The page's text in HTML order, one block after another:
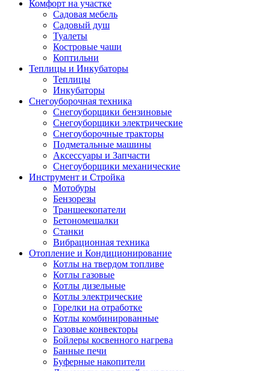
Комфорт на участке
Садовая мебель
Садовый душ
Туалеты
Костровые чаши
Коптильни
Теплицы и Инкубаторы
Теплицы
Инкубаторы
Снегоуборочная техника
Снегоуборщики бензиновые
Снегоуборщики электрические
Снегоуборочные тракторы
Подметальные машины
Аксессуары и Запчасти
Снегоуборщики механические
Инструмент и Стройка
Мотобуры
Бензорезы
Траншеекопатели
Бетономешалки
Станки
Вибрационная техника
Отопление и Кондиционирование
Котлы на твердом топливе
Котлы газовые
Котлы дизельные
Котлы электрические
Горелки на отработке
Котлы комбинированные
Газовые конвекторы
Бойлеры косвенного нагрева
Банные печи
Буферные накопители